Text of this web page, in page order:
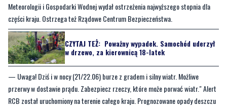
CZYTAJ TEŻ:Poważny wypadek. Samochód uderzył
w drzewo, za kierownicą 18-latek
— Uwaga! Dziś i w nocy (21/22.06) burze z gradem i silny wiatr. Możliwe
przerwy w dostawie prądu. Zabezpiecz rzeczy, które może porwać wiatr." Alert
RCB został uruchomiony na terenie całego kraju. Prognozowane opady deszczu
do 50 mm i porywy wiatru do 120 km/h – informuje Rządowe Centrum
Bezpieczeństwa.
‼️ Alert RCB ‼️